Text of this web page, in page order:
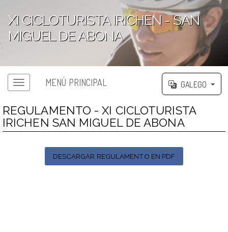
XI CICLOTURISTA IRICHEN - SAN
MIGUEL DE ABONA
';
MENÚ PRINCIPAL GALEGO
REGULAMENTO - XI CICLOTURISTA
IRICHEN SAN MIGUEL DE ABONA
DESCARGAR REGULAMENTO EN PDF